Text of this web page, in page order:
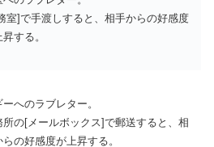
室]で手渡しすると、相手からの好感度
する。
ーへのラブレター。
所の[メールボックス]で郵送すると、相
らの好感度が上昇する。